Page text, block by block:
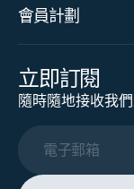
會員計劃
立即訂閱
隨時隨地接收我
電子郵箱